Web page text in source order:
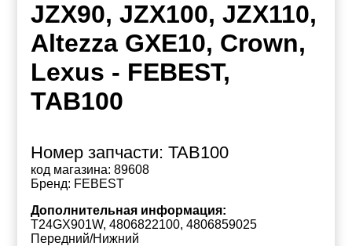
JZX90, JZX100, JZX110,
Altezza GXE10, Crown,
Lexus - FEBEST,
TAB100
Номер запчасти: TAB100
код магазина: 89608
Бренд: FEBEST
Дополнительная информация:
T24GX901W, 4806822100, 4806859025
Передний/Нижний